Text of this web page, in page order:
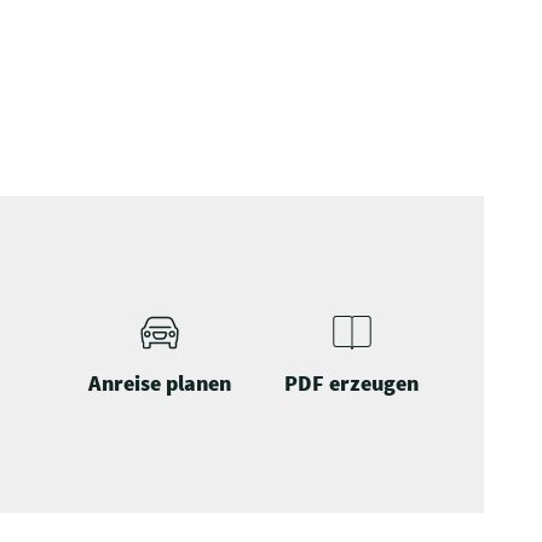
Anreise planen PDF erzeugen